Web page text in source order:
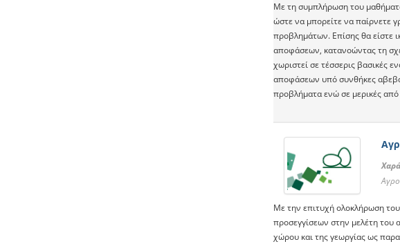
Με τη συμπλήρωση του
ώστε να μπορείτε να παίρνετε
προβλημάτων. Επίσης θα είστε
αποφάσεων, κατανοώντας τη
χωριστεί σε τέσσερις βασικές
αποφάσεων υπό συνθήκες
προβλήματα ενώ σε μερικές από
Με την επιτυχή ολοκλήρωση
προσεγγίσεων στην μελέτη του
χώρου και της γεωργίας ως